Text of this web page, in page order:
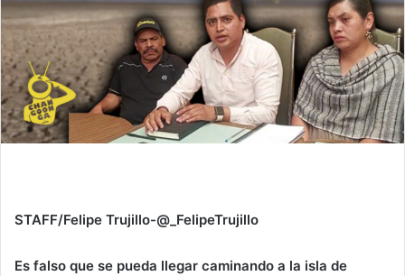
STAFF/Felipe Trujillo-@_FelipeTrujillo
Es falso que se pueda llegar caminando a la isla de